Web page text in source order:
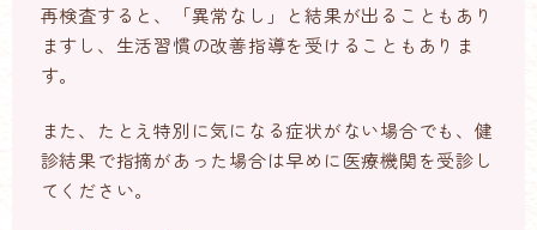
再検査すると、「異常なし」と結果が出ることもあり
ますし、生活習慣の改善指導を受けることもありま
す。
また、たとえ特別に気になる症状がない場合でも、健
診結果で指摘があった場合は早めに医療機関を受診し
てください。